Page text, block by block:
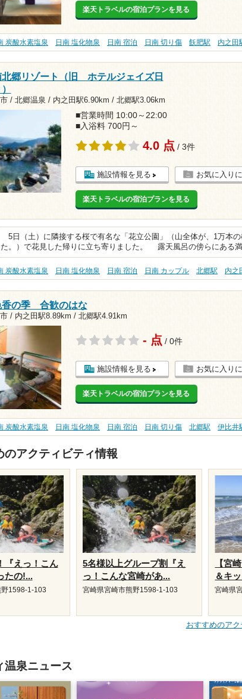
楽天トラベルの宿泊プランを見る
炭酸水素塩泉 日南 塩化物泉 日南 宿泊 日南 切り傷 飫肥駅 内之田
北郷リゾート（旧 ホテルジェイズ日
/ 北郷温泉 / 内之田駅6.90km / 北郷駅3.06km
■営業時間 10:00～22:00
■入浴料 700円～
4.0 点 / 3件
施設情報を見る お気に入り
楽天トラベルの宿泊プランを見る
5日（土）に隣接する桜で有名な「花立公園」（山全体が、1万本の
た。）で花見した帰りに立ち寄りました。 露天風呂の傍らにある
炭酸水素塩泉 日南 塩化物泉 日南 宿泊 日南 カップル 北郷駅 内之
の季 合歓のはな
/ 内之田駅8.89km / 北郷駅4.91km
- 点 / 0件
施設情報を見る お気に入り
楽天トラベルの宿泊プランを見る
炭酸水素塩泉 日南 塩化物泉 日南 宿泊 日南 切り傷 北郷駅 伊比井
のアクティビティ情報
『えっ！こん
たの!...
1598-1-103
5名様以上グループ割『え
っ！こんな宮崎があ...
宮崎県宮崎市熊野1598-1-103
【宮
＆キ
宮崎県
おすすめのア
温泉ニュース